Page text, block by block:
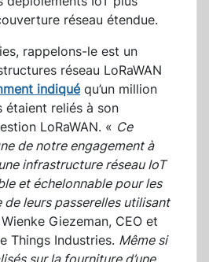
réseau étendue.
rappelons-le est un
réseau LoRaWAN
indiquéqu’un million
reliés à son
LoRaWAN. « Ce
de notre engagement à
infrastructure réseau IoT
et échelonnable pour les
leurs passerelles utilisant
Giezeman, CEO et
Things Industries. Même si